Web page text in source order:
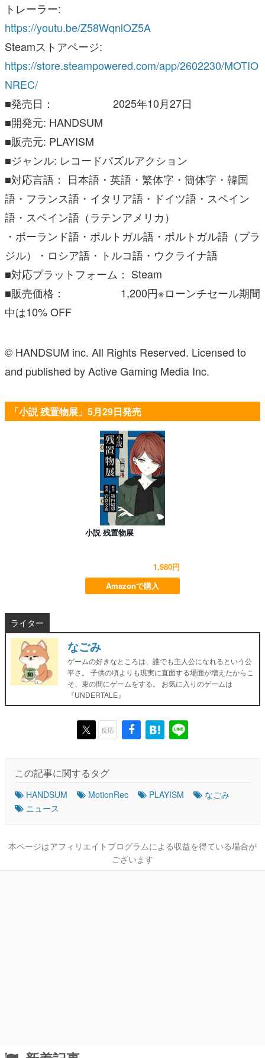
トレーラー:
https://youtu.be/Z58WqnlOZ5A
Steamストアページ:
https://store.steampowered.com/app/2602230/MOTIO
NREC/
■発売日： 2025年10月27日
■開発元: HANDSUM
■販売元: PLAYISM
■ジャンル: レコードパズルアクション
■対応言語： 日本語・英語・繁体字・簡体字・韓国
語・フランス語・イタリア語・ドイツ語・スペイン
語・スペイン語（ラテンアメリカ）
・ポーランド語・ポルトガル語・ポルトガル語（ブラ
ジル）・ロシア語・トルコ語・ウクライナ語
■対応プラットフォーム： Steam
■販売価格： 1,200円※ローンチセール期間
中は10% OFF
© HANDSUM inc. All Rights Reserved. Licensed to
and published by Active Gaming Media Inc.
「小説 残置物展」5月29日発売
小説 残置物展
1,980円
Amazonで購入
ライター
なごみ
ゲームの好きなところは、誰でも主人公になれるという公
平さ。 子供の頃よりも現実に直面する場面が増えたからこ
そ、束の間にゲームをする。 お気に入りのゲームは
『UNDERTALE』
反応
この記事に関するタグ
HANDSUM MotionRec PLAYISM
なごみ
ニュース
本ページはアフィリエイトプログラムによる収益を得ている場合が
ございます